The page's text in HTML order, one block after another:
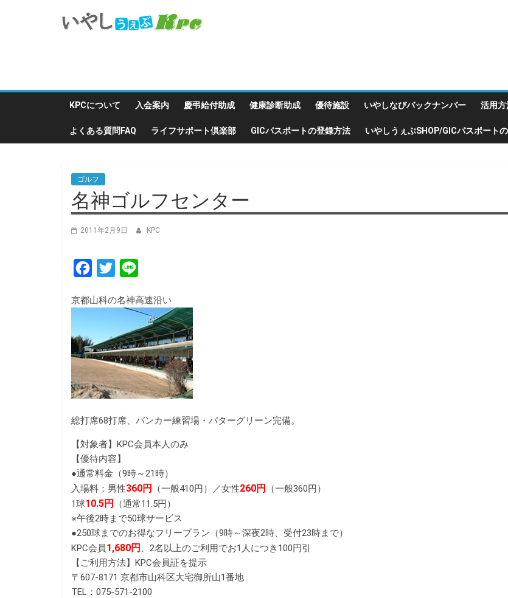
KPCについて 入会案内 慶弔給付助成 健康診断助成 優待施設 いやしなびバックナンバー 活用
よくある質問FAQ ライフサポート倶楽部 GICパスポートの登録方法 いやしうぇぶSHOP/GICパスポート
ゴルフ
名神ゴルフセンター
2011年2月9日 KPC
c
b
o
o
k
i
t
e
n
京都山科の名神高速沿い
総打席68打席、バンカー練習場・パターグリーン完備。
【対象者】KPC会員本人のみ
【優待内容】
●通常料金（9時～21時）
入場料：男性360円 （一般410円）／女性260円
（一般360円）
1球10.5円
（通常11.5円）
※午後2時まで50球サービス
●250球までのお得なフリープラン（9時～深夜2時、受付23時まで）
KPC会員1,680円 、2名以上のご利用でお1人につき100円引
【ご利用方法】KPC会員証を提示
〒607-8171 京都市山科区大宅御所山1番地
TEL：075-571-2100